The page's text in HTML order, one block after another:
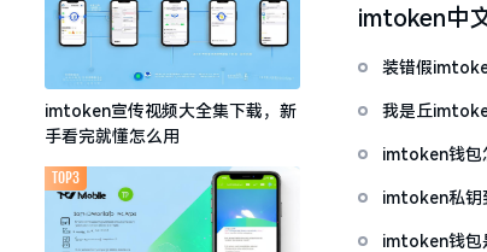
imtoken宣传视频大全集下载，新
手看完就懂怎么用
TOP3
imtoken中
装错假
我是丘
imtoken钱包
imtoken私钥
imtoken钱包